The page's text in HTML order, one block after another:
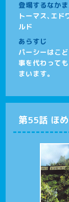
登場するなか
トーマス、エド
ルド
あらすじ
パーシーはこ
事を代わって
まいます。
第55話 ほ